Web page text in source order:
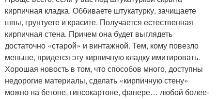
кирпичная кладка. Оббиваете штукатурку, зачищаете
швы, грунтуете и красите. Получается естественная
кирпичная стена. Причем она будет выглядеть
достаточно «старой» и винтажной. Тем, кому повезло
меньше, придется эту кирпичную кладку имитировать.
Хорошая новость в том, что способов много, доступны
недорогие материалы, сделать «кирпичную стену»
можно на бетоне, гипсокартоне, фанере… любой более-